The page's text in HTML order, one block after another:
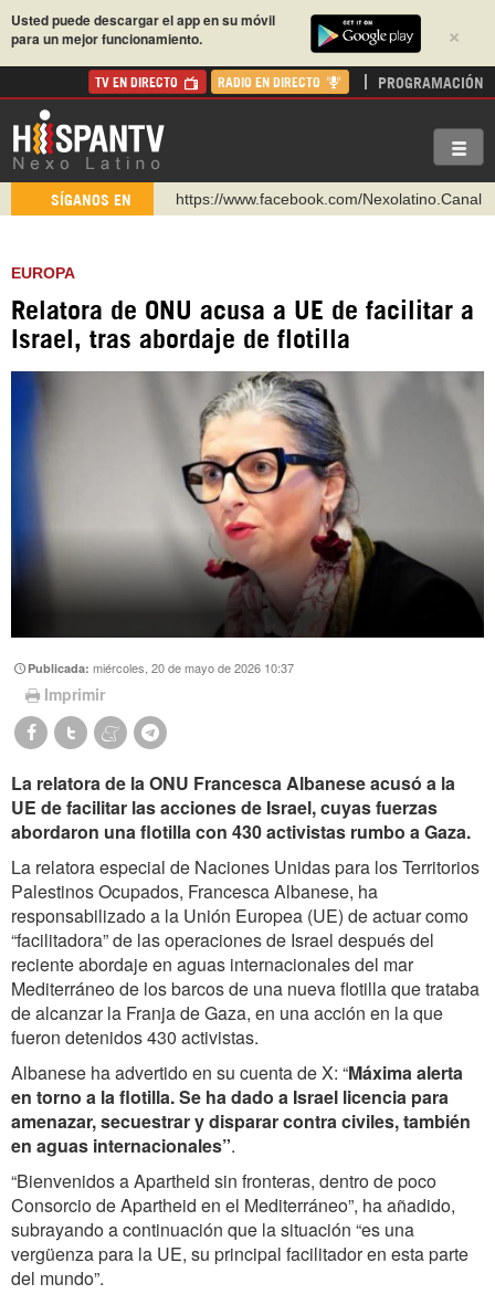
×
Usted puede descargar el app en su móvil
para un mejor funcionamiento.
TV EN DIRECTO RADIO EN DIRECTO PROGRAMACIÓN
SÍGANOS EN https://www.facebook.com/Nexolatino.Canal
https://www.youtube.com/@nexo_latino
https://urmedium.com/c/hispantv
WhatsApp y Viber: +98 921 79 29 404
EUROPA
Relatora de ONU acusa a UE de facilitar a
Israel, tras abordaje de flotilla
Publicada:miércoles, 20 de mayo de 2026 10:37
Imprimir
La relatora de la ONU Francesca Albanese acusó a la
UE de facilitar las acciones de Israel, cuyas fuerzas
abordaron una flotilla con 430 activistas rumbo a Gaza.
La relatora especial de Naciones Unidas para los Territorios
Palestinos Ocupados, Francesca Albanese, ha
responsabilizado a la Unión Europea (UE) de actuar como
“facilitadora” de las operaciones de Israel después del
reciente abordaje en aguas internacionales del mar
Mediterráneo de los barcos de una nueva flotilla que trataba
de alcanzar la Franja de Gaza, en una acción en la que
fueron detenidos 430 activistas.
Albanese ha advertido en su cuenta de X: “Máxima alerta
en torno a la flotilla. Se ha dado a Israel licencia para
amenazar, secuestrar y disparar contra civiles, también
en aguas internacionales”.
“Bienvenidos a Apartheid sin fronteras, dentro de poco
Consorcio de Apartheid en el Mediterráneo”, ha añadido,
subrayando a continuación que la situación “es una
vergüenza para la UE, su principal facilitador en esta parte
del mundo”.